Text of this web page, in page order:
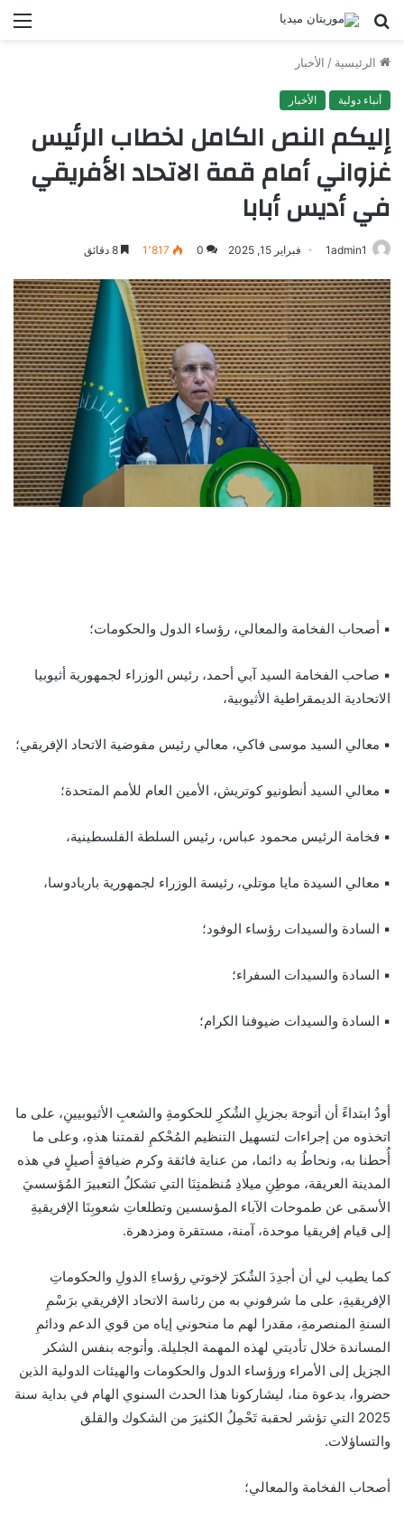
بحث
الرئيسية / الأخبار
أنباء دولية الأخبار
إليكم النص الكامل لخطاب الرئيس
غزواني أمام قمة الاتحاد الأفريقي
في أديس أبابا
1admin1 فبراير 15, 2025 0 1٬817
▪ أصحاب الفخامة والمعالي، رؤساء الدول والحكومات؛
▪ صاحب الفخامة السيد آبي أحمد، رئيس الوزراء لجمهورية أثيوبيا
الاتحادية الديمقراطية الأثيوبية،
▪ معالي السيد موسى فاكي، معالي رئيس مفوضية الاتحاد الإفريقي؛
▪ معالي السيد أنطونيو كوتريش، الأمين العام للأمم المتحدة؛
▪ فخامة الرئيس محمود عباس، رئيس السلطة الفلسطينية،
▪ معالي السيدة مايا موتلي، رئيسة الوزراء لجمهورية باربادوسا،
▪ السادة والسيدات رؤساء الوفود؛
▪ السادة والسيدات السفراء؛
▪ السادة والسيدات ضيوفنا الكرام؛
أودٌ ابتداءً أن أتوجهَ بجزيلِ الشٌكرِ للحكومةِ والشعبِ الأثيوبيينِ، على ما
اتخذوه من إجراءات لتسهيل التنظيم المُحْكمِ لقمتنا هذهِ، وعلى ما
أُحطنا به، ونحاطُ به دائما، من عناية فائقة وكرم ضيافةٍ أصيلٍ في هذه
المدينة العريقة، موطِنِ ميلادِ مُنظمتِنَا التي تشكلُ التعبيرَ المُؤسسيَ
الأسمَى عن طموحات الآباء المؤسسين وتطلعاتِ شعوبِنَا الإفريقيةِ
إلى قيام إفريقيا موحدة، آمنة، مستقرة ومزدهرة.
كما يطيب لي أن أجدِدَ الشٌكرَ لإخوتي رؤساءِ الدولِ والحكوماتِ
الإفريقيةِ، على ما شرفوني به من رئاسة الاتحاد الإفريقي برَسْمِ
السنةِ المنصرمةِ، مقدرا لهم ما منحوني إياه من قوي الدعم ودائمِ
المساندة خلال تأديتي لهذه المهمة الجليلة. وأتوجه بنفس الشكر
الجزيل إلى الأمراء ورؤساء الدول والحكومات والهيئات الدولية الذين
حضروا، بدعوة منا، ليشاركونا هذا الحدث السنوي الهام في بداية سنة
2025 التي تؤشر لحقبة تَحْمِلُ الكثيرَ من الشكوك والقلق
والتساؤلات.
أصحاب الفخامة والمعالي؛